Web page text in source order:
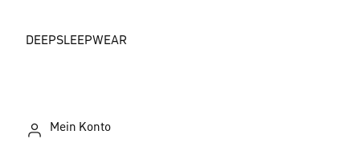
DEEPSLEEPWEAR
Mein Konto